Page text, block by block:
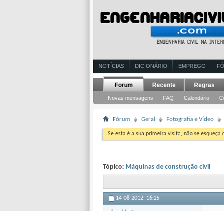
NOTÍCIAS DICIONÁRIO EMPREGO
Forum
Novas mensagens FAQ Calendário
Recente Regras
Fórum Geral Fotografia e Vídeo
Se esta é a sua primeira visita, não se esqueça
Tópico: Máquinas de construção civil
14-08-2012, 16:25